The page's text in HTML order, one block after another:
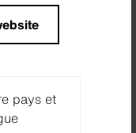
pays et